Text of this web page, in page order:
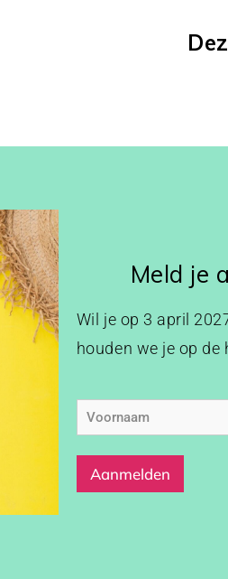
Meld je
Wil je op 3 april
houden we je op de
Voornaam